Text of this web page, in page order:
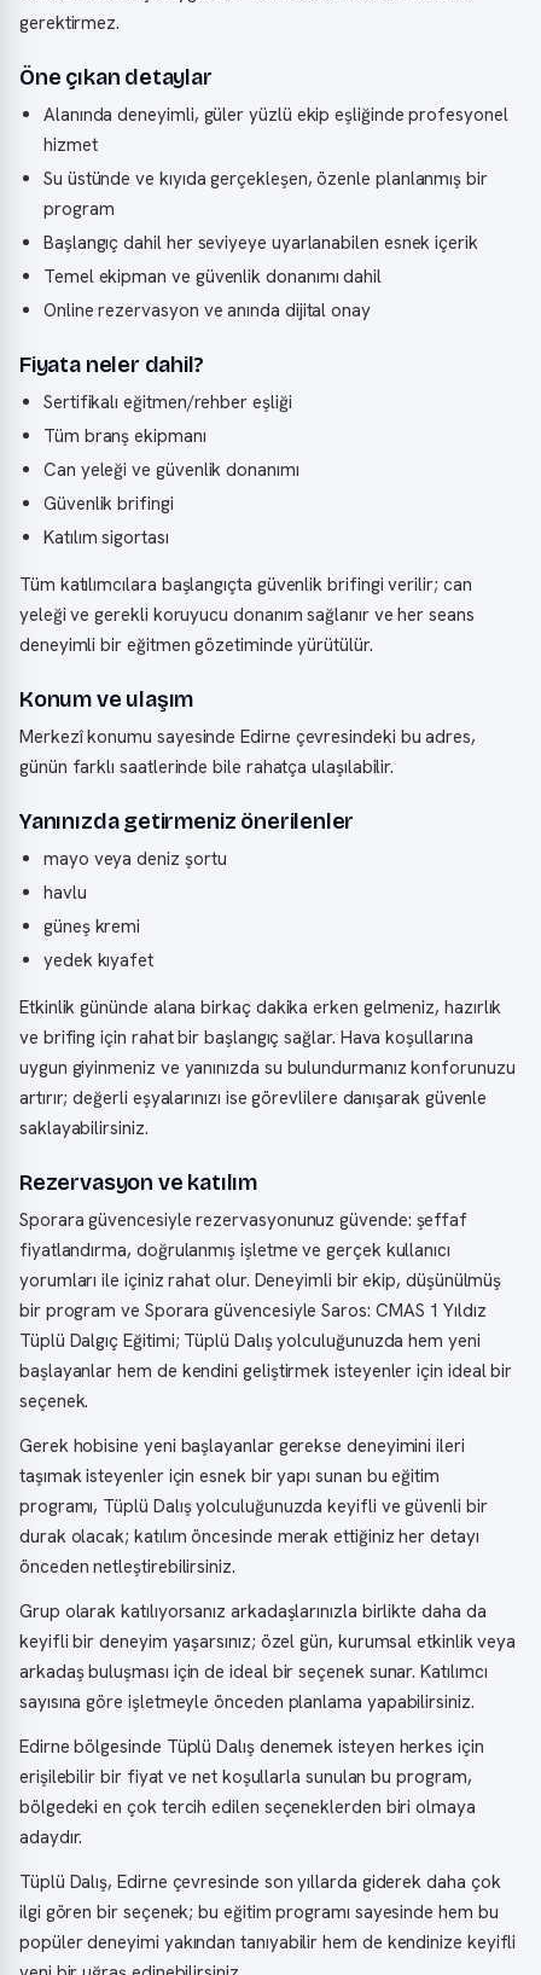
gerektirmez.
Öne çıkan detaylar
Alanında deneyimli, güler yüzlü ekip eşliğinde profesyonel
hizmet
Su üstünde ve kıyıda gerçekleşen, özenle planlanmış bir
program
Başlangıç dahil her seviyeye uyarlanabilen esnek içerik
Temel ekipman ve güvenlik donanımı dahil
Online rezervasyon ve anında dijital onay
Fiyata neler dahil?
Sertifikalı eğitmen/rehber eşliği
Tüm branş ekipmanı
Can yeleği ve güvenlik donanımı
Güvenlik brifingi
Katılım sigortası
Tüm katılımcılara başlangıçta güvenlik brifingi verilir; can
yeleği ve gerekli koruyucu donanım sağlanır ve her seans
deneyimli bir eğitmen gözetiminde yürütülür.
Konum ve ulaşım
Merkezî konumu sayesinde Edirne çevresindeki bu adres,
günün farklı saatlerinde bile rahatça ulaşılabilir.
Yanınızda getirmeniz önerilenler
mayo veya deniz şortu
havlu
güneş kremi
yedek kıyafet
Etkinlik gününde alana birkaç dakika erken gelmeniz, hazırlık
ve brifing için rahat bir başlangıç sağlar. Hava koşullarına
uygun giyinmeniz ve yanınızda su bulundurmanız konforunuzu
artırır; değerli eşyalarınızı ise görevlilere danışarak güvenle
saklayabilirsiniz.
Rezervasyon ve katılım
Sporara güvencesiyle rezervasyonunuz güvende: şeffaf
fiyatlandırma, doğrulanmış işletme ve gerçek kullanıcı
yorumları ile içiniz rahat olur. Deneyimli bir ekip, düşünülmüş
bir program ve Sporara güvencesiyle Saros: CMAS 1 Yıldız
Tüplü Dalgıç Eğitimi; Tüplü Dalış yolculuğunuzda hem yeni
başlayanlar hem de kendini geliştirmek isteyenler için ideal bir
seçenek.
Gerek hobisine yeni başlayanlar gerekse deneyimini ileri
taşımak isteyenler için esnek bir yapı sunan bu eğitim
programı, Tüplü Dalış yolculuğunuzda keyifli ve güvenli bir
durak olacak; katılım öncesinde merak ettiğiniz her detayı
önceden netleştirebilirsiniz.
Grup olarak katılıyorsanız arkadaşlarınızla birlikte daha da
keyifli bir deneyim yaşarsınız; özel gün, kurumsal etkinlik veya
arkadaş buluşması için de ideal bir seçenek sunar. Katılımcı
sayısına göre işletmeyle önceden planlama yapabilirsiniz.
Edirne bölgesinde Tüplü Dalış denemek isteyen herkes için
erişilebilir bir fiyat ve net koşullarla sunulan bu program,
bölgedeki en çok tercih edilen seçeneklerden biri olmaya
adaydır.
Tüplü Dalış, Edirne çevresinde son yıllarda giderek daha çok
ilgi gören bir seçenek; bu eğitim programı sayesinde hem bu
popüler deneyimi yakından tanıyabilir hem de kendinize keyifli